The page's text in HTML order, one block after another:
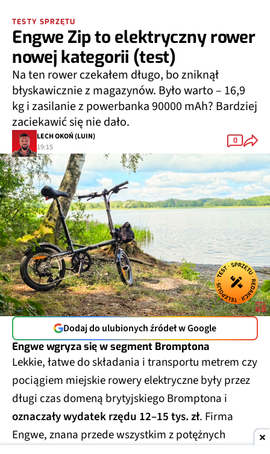
TESTY SPRZĘTU
Engwe Zip to elektryczny rower
nowej kategorii (test)
Na ten rower czekałem długo, bo zniknął
błyskawicznie z magazynów. Było warto – 16,9
kg i zasilanie z powerbanka 90000 mAh? Bardziej
zaciekawić się nie dało.
LECH OKOŃ (LUIN)
19:15
0
Dodaj do ulubionych źródeł w Google
Engwe wgryza się w segment Bromptona
Lekkie, łatwe do składania i transportu metrem czy
pociągiem miejskie rowery elektryczne były przez
długi czas domeną brytyjskiego Bromptona i
oznaczały wydatek rzędu 12–15 tys. zł. Firma
Engwe, znana przede wszystkim z potężnych